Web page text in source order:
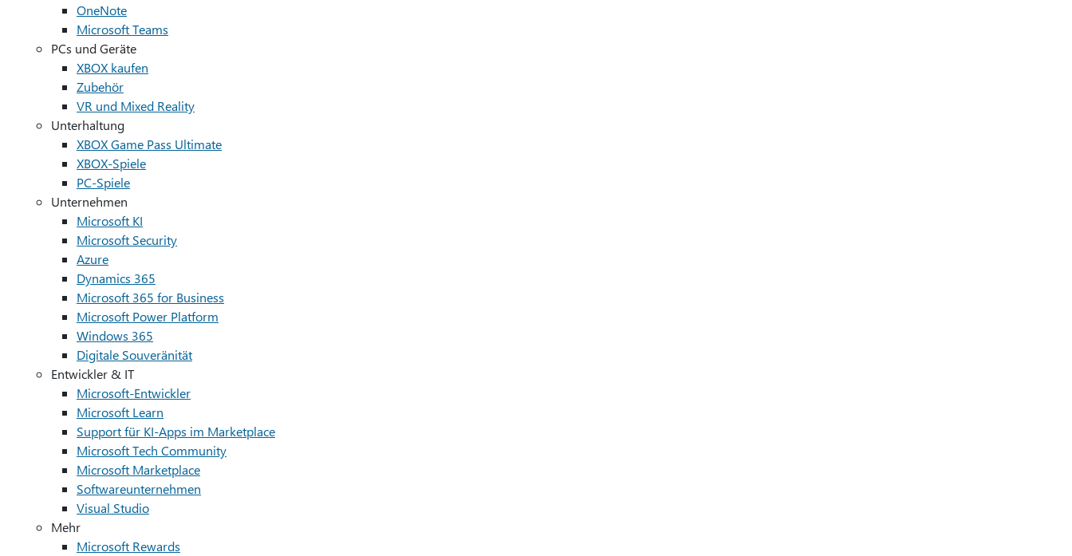
OneNote
Microsoft Teams
PCs und Geräte
XBOX kaufen
Zubehör
VR und Mixed Reality
Unterhaltung
XBOX Game Pass Ultimate
XBOX-Spiele
PC-Spiele
Unternehmen
Microsoft KI
Microsoft Security
Azure
Dynamics 365
Microsoft 365 for Business
Microsoft Power Platform
Windows 365
Digitale Souveränität
Entwickler & IT
Microsoft-Entwickler
Microsoft Learn
Support für KI-Apps im Marketplace
Microsoft Tech Community
Microsoft Marketplace
Softwareunternehmen
Visual Studio
Mehr
Microsoft Rewards